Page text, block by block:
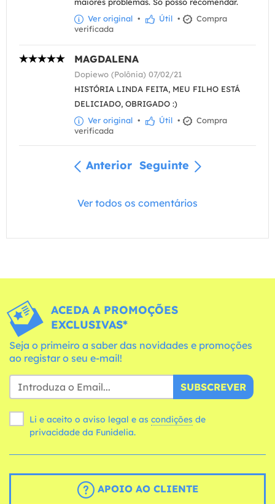
Ver original • Útil •
Compra
verificada
MAGDALENA
Dopiewo (Polônia) 07/02/21
HISTÓRIA LINDA FEITA, MEU FILHO ESTÁ
DELICIADO, OBRIGADO :)
Ver original • Útil •
Compra
verificada
Anterior Seguinte
Ver todos os comentários
ACEDA A PROMOÇÕES
EXCLUSIVAS*
Seja o primeiro a saber das novidades e promoções
ao registar o seu e-mail!
SUBSCREVER
Li e aceito o aviso legal e as condições
privacidade da Funidelia.
APOIO AO CLIENTE